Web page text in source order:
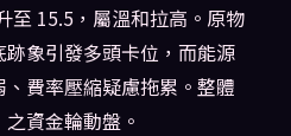
至 15.5，屬溫和拉高。原物
象引發多頭卡位，而能源
費率壓縮疑慮拖累。整體
資金輪動盤。